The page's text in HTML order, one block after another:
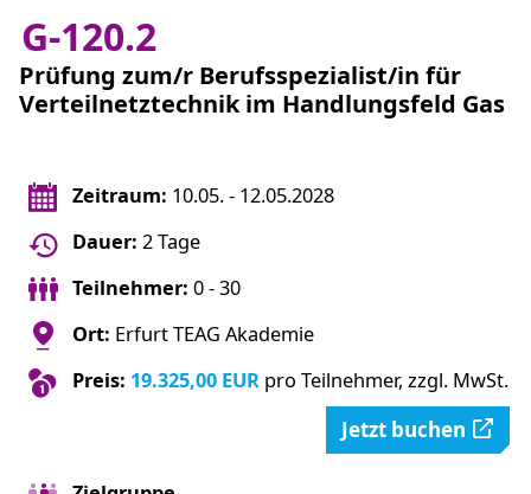
G-120.2
Prüfung zum/r Berufsspezialist/in für
Verteilnetztechnik im Handlungsfeld Gas
Zeitraum: 10.05. - 12.05.2028
Dauer: 2 Tage
Teilnehmer: 0 - 30
Ort: Erfurt TEAG Akademie
Preis: 19.325,00 EURpro Teilnehmer, zzgl. MwSt.
Jetzt buchen